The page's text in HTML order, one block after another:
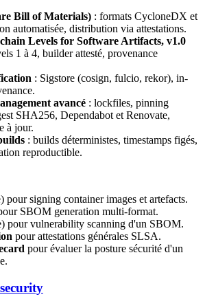
Bill of Materials) : formats CycloneDX et
automatisée, distribution via attestations.
Levels for Software Artifacts, v1.0
1 à 4, builder attesté, provenance
: Sigstore (cosign, fulcio, rekor), in-
avancé : lockfiles, pinning
SHA256, Dependabot et Renovate,
à jour.
: builds déterministes, timestamps figés,
reproductible.
pour signing container images et artefacts.
SBOM generation multi-format.
pour vulnerability scanning d'un SBOM.
pour attestations générales SLSA.
pour évaluer la posture sécurité d'un